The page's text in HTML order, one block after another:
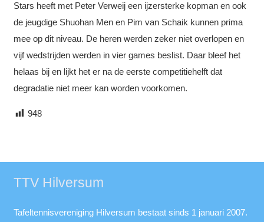
Stars heeft met Peter Verweij een ijzersterke kopman en ook
de jeugdige Shuohan Men en Pim van Schaik kunnen prima
mee op dit niveau. De heren werden zeker niet overlopen en
vijf wedstrijden werden in vier games beslist. Daar bleef het
helaas bij en lijkt het er na de eerste competitiehelft dat
degradatie niet meer kan worden voorkomen.
948
TTV Hilversum
Tafeltennisvereniging Hilversum bestaat sinds 1 januari 2007.